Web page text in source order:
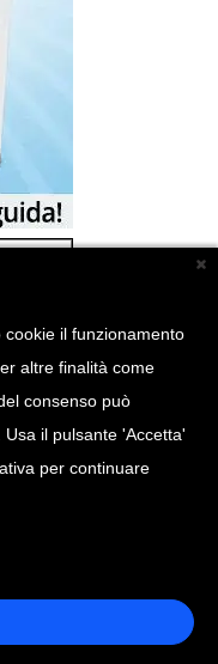
il funzionamento
altre finalità come
consenso può
il pulsante 'Accetta'
per continuare